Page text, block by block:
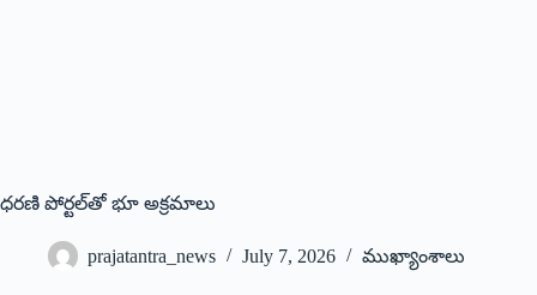
ధరణి పోర్టల్‌తో భూ అక్రమాలు
prajatantra_news July 7, 2026 ముఖ్యాంశాలు